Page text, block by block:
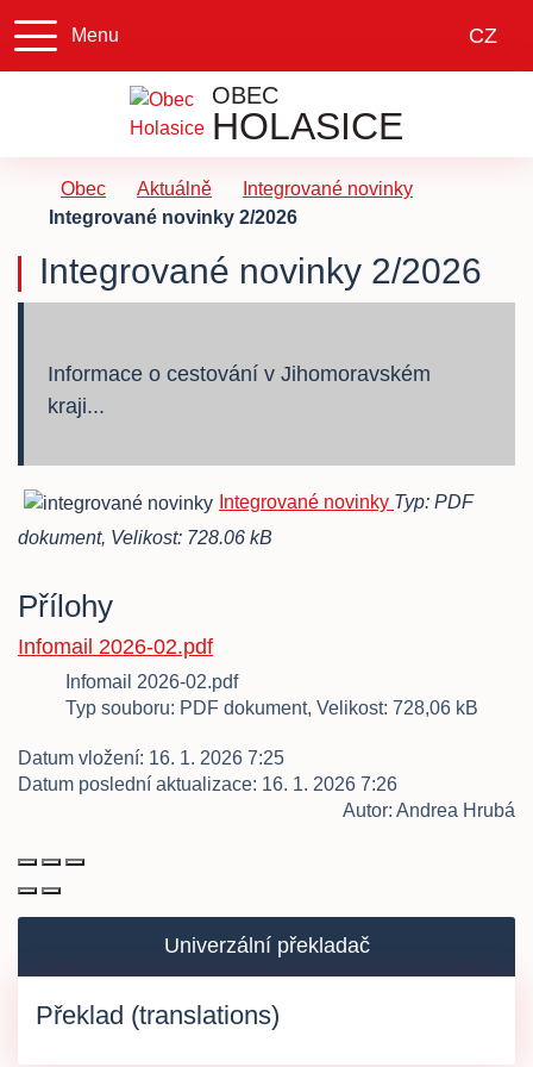
Menu CZ
OBEC
HOLASICE
Úvodní stránka
Obec Aktuálně
Integrované novinky
Integrované novinky 2/2026
Integrované novinky 2/2026
Informace o cestování v Jihomoravském
kraji...
Integrované novinky Typ: PDF
dokument, Velikost: 728.06 kB
Přílohy
Infomail 2026-02.pdf
Infomail 2026-02.pdf
Typ souboru: PDF dokument, Velikost: 728,06 kB
Datum vložení: 16. 1. 2026 7:25
Datum poslední aktualizace: 16. 1. 2026 7:26
Autor: Andrea Hrubá
Univerzální překladač
Překlad (translations)